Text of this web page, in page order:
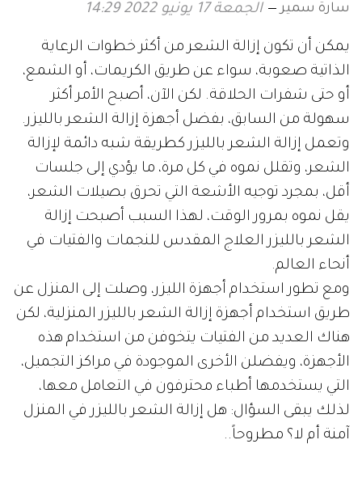
سارة سمير الجمعة 17 يونيو 2022 14:29
يمكن أن تكون إزالة الشعر من أكثر خطوات الرعاية
الذاتية صعوبة، سواء عن طريق الكريمات، أو الشمع،
أو حتى شفرات الحلاقة. لكن الآن، أصبح الأمر أكثر
سهولة من السابق، بفضل أجهزة إزالة الشعر بالليزر.
وتعمل إزالة الشعر بالليزر كطريقة شبه دائمة لإزالة
الشعر، وتقلل نموه في كل مرة، ما يؤدي إلى جلسات
أقل، بمجرد توجيه الأشعة التي تحرق بصيلات الشعر،
يقل نموه بمرور الوقت، لهذا السبب أصبحت إزالة
الشعر بالليزر العلاج المقدس للنجمات والفتيات في
أنحاء العالم.
ومع تطور استخدام أجهزة الليزر، وصلت إلى المنزل عن
طريق استخدام أجهزة إزالة الشعر بالليزر المنزلية، لكن
هناك العديد من الفتيات يتخوفن من استخدام هذه
الأجهزة، ويفضلن الأخرى الموجودة في مراكز التجميل،
التي يستخدمها أطباء محترفون في التعامل معها،
لذلك يبقى السؤال: هل إزالة الشعر بالليزر في المنزل
آمنة أم لا؟ مطروحاً..